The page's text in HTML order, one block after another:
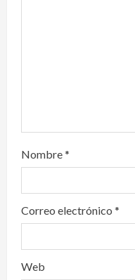
Nombre*
Correo electrónico *
Web